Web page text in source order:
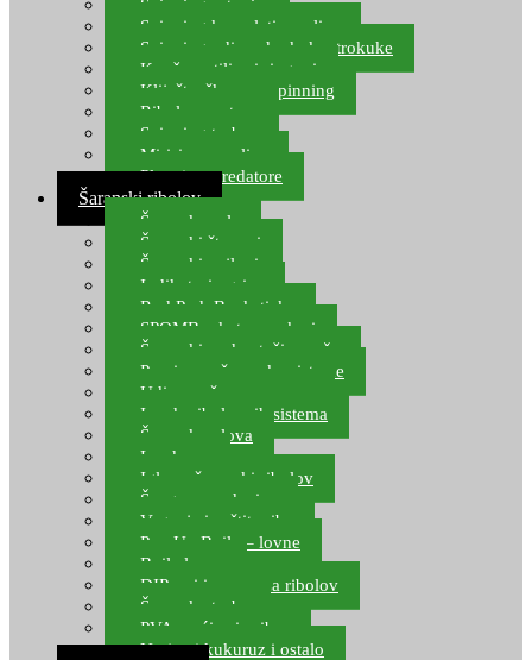
Spinning setovi
Spinning kompleti varalica
Spinning udice, dvokuke, trokuke
Kopče, vrtilice i ringovi
Kliješta, škare za spinning
Ribolov pastrve
Spinning torbe
Mirisi za varalice
Plovci za predatore
Šaranski ribolov
Šaranske role
Šaranski štapovi
Šaranski najloni
Indikatori ugriza
Rod Pod, Banksticks
SPOMB rakete, markeri
Šaranski podmetači, mreže
Pernice za šaranske sisteme
Udice za šarana, amura
Izrada ribolovnih sistema
Šaranska olova
Leadcore
Igle za šaranski ribolov
Špage, upredenice
Vaganje i zaštita ribe
Pop Up Boile – lovne
Boile lovne
DIP-ovi i arome za ribolov
Šaranske torbe
PVA vrećice i pribor
Umjetni kukuruz i ostalo